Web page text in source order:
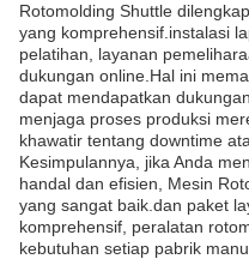
Rotomolding Shuttle
yang komprehensif.instalasi
pelatihan, layanan
dukungan online.Hal ini
dapat mendapatkan
menjaga proses produksi
khawatir tentang downtime
Kesimpulannya, jika Anda
handal dan efisien, Mesin
yang sangat baik.dan paket
komprehensif, peralatan
kebutuhan setiap pabrik